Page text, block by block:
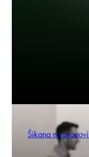
Šikana na